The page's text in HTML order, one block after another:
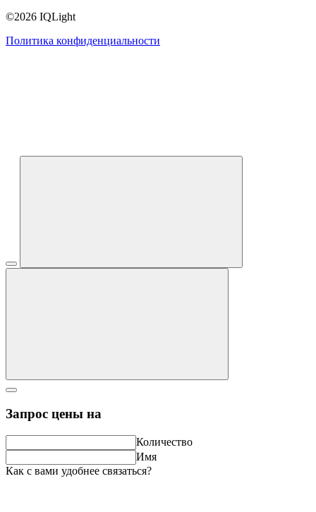
©2026 IQLight
Политика конфиденциальности
Запрос цены на
Количество
Имя
Как с вами удобнее связаться?